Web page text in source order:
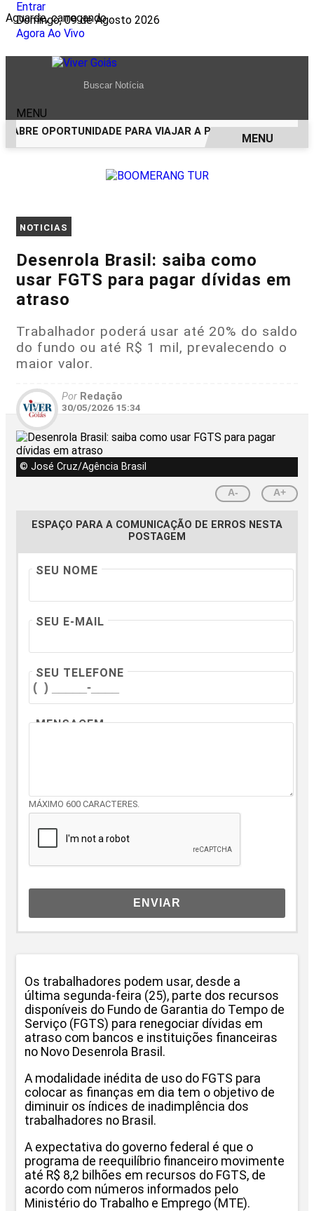
Aguarde, carregando...
Entrar
Domingo, 09 de Agosto 2026
Agora Ao Vivo
MENU
OPORTUNIDADE PARA VIAJAR A PORTO SEGURO
MENU
NOTICIAS
Desenrola Brasil: saiba como
usar FGTS para pagar dívidas em
atraso
Trabalhador poderá usar até 20% do saldo
do fundo ou até R$ 1 mil, prevalecendo o
maior valor.
Por Redação
30/05/2026 15:34
© José Cruz/Agência Brasil
A- A+
ESPAÇO PARA A COMUNICAÇÃO DE ERROS NESTA
POSTAGEM
SEU NOME
SEU E-MAIL
SEU TELEFONE
MENSAGEM
MÁXIMO 600 CARACTERES.
ENVIAR
Os trabalhadores podem usar, desde a
última segunda-feira (25), parte dos recursos
disponíveis do Fundo de Garantia do Tempo de
Serviço (FGTS) para renegociar dívidas em
atraso com bancos e instituições financeiras
no Novo Desenrola Brasil.
A modalidade inédita de uso do FGTS para
colocar as finanças em dia tem o objetivo de
diminuir os índices de inadimplência dos
trabalhadores no Brasil.
A expectativa do governo federal é que o
programa de reequilíbrio financeiro movimente
até R$ 8,2 bilhões em recursos do FGTS, de
acordo com números informados pelo
Ministério do Trabalho e Emprego (MTE).